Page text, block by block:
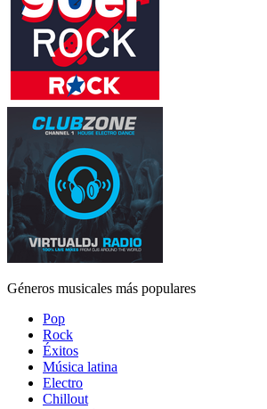
Géneros musicales más populares
Pop
Rock
Éxitos
Música latina
Electro
Chillout